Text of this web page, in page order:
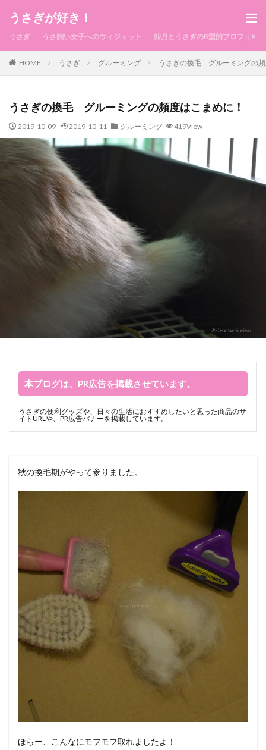
うさぎが好き！
うさぎ うさ飼い女子へのウィジェット 卯月とうさぎのB型的プロフィール
HOME うさぎ グルーミング うさぎの換毛 グルーミングの
うさぎの換毛 グルーミングの頻度はこまめに！
2019-10-09 2019-10-11 グルーミング 419View
本ブログは、PR広告を掲載させています。
うさぎの便利グッズや、日々の生活におすすめしたいと思った商品のサ
イトURLや、PR広告バナーを掲載しています。
秋の換毛期がやって参りました。
ほらー、こんなにモフモフ取れましたよ！